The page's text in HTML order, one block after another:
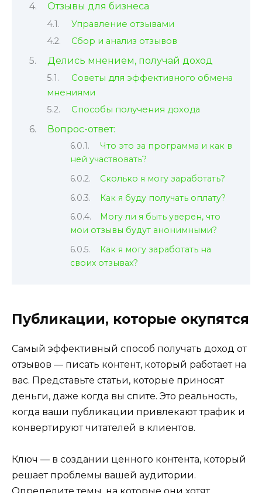
Отзывы для бизнеса
Управление отзывами
Сбор и анализ отзывов
Делись мнением, получай доход
Советы для эффективного обмена
мнениями
Способы получения дохода
Вопрос-ответ:
Что это за программа и как в
ней участвовать?
Сколько я могу заработать?
Как я буду получать оплату?
Могу ли я быть уверен, что
мои отзывы будут анонимными?
Как я могу заработать на
своих отзывах?
Публикации, которые окупятся
Самый эффективный способ получать доход от
отзывов — писать контент, который работает на
вас. Представьте статьи, которые приносят
деньги, даже когда вы спите. Это реальность,
когда ваши публикации привлекают трафик и
конвертируют читателей в клиентов.
Ключ — в создании ценного контента, который
решает проблемы вашей аудитории.